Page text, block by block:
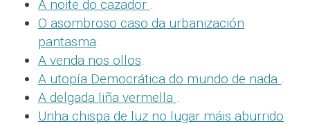
A noite do cazador .
O asombroso caso da urbanización
pantasma.
A venda nos ollos.
A utopía Democrática do mundo de nada .
A delgada liña vermella .
Unha chispa de luz no lugar máis aburrido